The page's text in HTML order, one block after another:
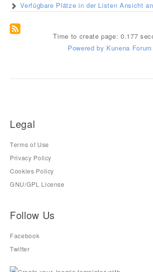
Verfügbare Plätze in der Listen Ansicht
Time to create page: 0.177
Powered by Kunena Forum
Legal
Terms of Use
Privacy Policy
Cookies Policy
GNU/GPL License
Follow Us
Facebook
Twitter